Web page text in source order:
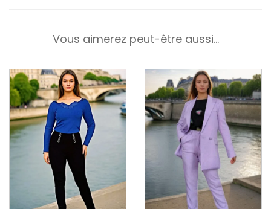
Vous aimerez peut-être aussi…